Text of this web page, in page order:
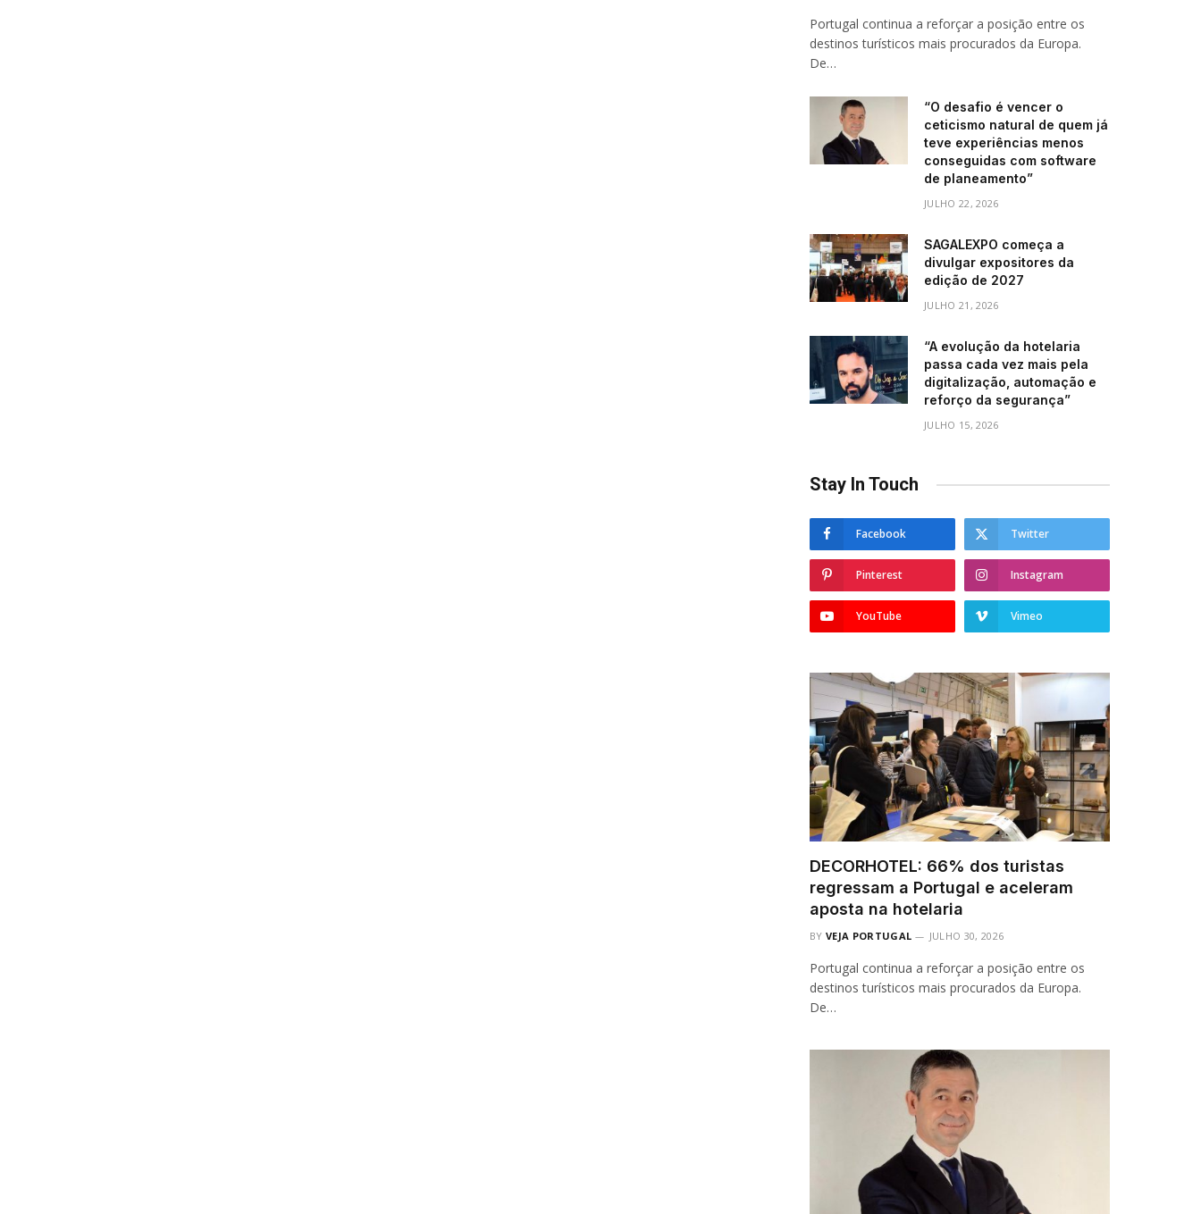
Portugal continua a reforçar a posição entre os
destinos turísticos mais procurados da Europa.
De…
“O desafio é vencer o
ceticismo natural de quem já
teve experiências menos
conseguidas com software
de planeamento”
JULHO 22, 2026
SAGALEXPO começa a
divulgar expositores da
edição de 2027
JULHO 21, 2026
“A evolução da hotelaria
passa cada vez mais pela
digitalização, automação e
reforço da segurança”
JULHO 15, 2026
Stay In Touch
Facebook Twitter
Pinterest Instagram
YouTube Vimeo
DECORHOTEL: 66% dos turistas
regressam a Portugal e aceleram
aposta na hotelaria
BY VEJA PORTUGAL JULHO 30, 2026
Portugal continua a reforçar a posição entre os
destinos turísticos mais procurados da Europa.
De…